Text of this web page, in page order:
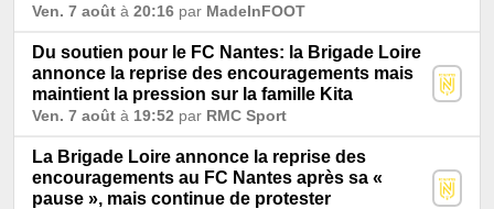
Ven. 7 août à 20:16 par MadeInFOOT
Du soutien pour le FC Nantes: la Brigade Loire
annonce la reprise des encouragements mais
maintient la pression sur la famille Kita
Ven. 7 août à 19:52 par RMC Sport
La Brigade Loire annonce la reprise des
encouragements au FC Nantes après sa «
pause », mais continue de protester